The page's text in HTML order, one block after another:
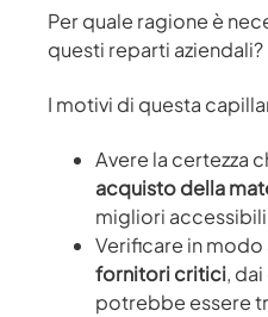
Per quale ragione è
questi reparti aziendali?
I motivi di questa
Avere la certezza
acquisto della
migliori
Verificare in
fornitori critici, dai
potrebbe essere